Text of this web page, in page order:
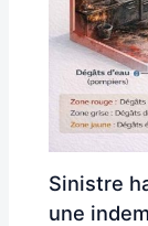
Sinistre
une